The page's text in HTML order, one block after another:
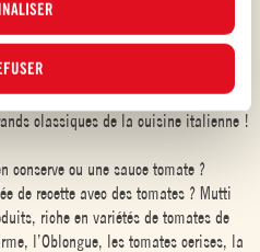
veuillez lire notre
italienne ! Avec Mutti, il y en a
Retrouvez nos recettes à base de
tomates pelées, concentré de
conserves de tomates et sauces
classiques de la cuisine italienne !
conserve ou une sauce tomate ?
de recette avec des tomates ? Mutti
riche en variétés de tomates de
l’Oblongue, les tomates cerises, la